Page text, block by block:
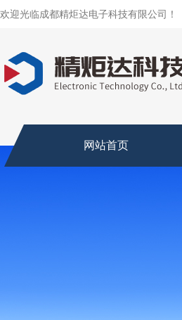
欢迎光临成都精炬达电子科技有限公司！
网站首页